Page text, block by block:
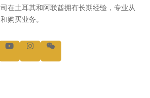
在土耳其和阿联酋拥有长期经验，专业从
购买业务。